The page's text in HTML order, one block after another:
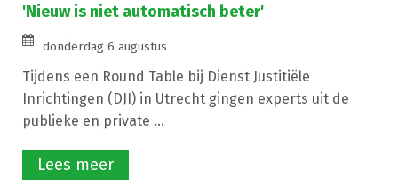
'Nieuw is niet automatisch beter'
donderdag 6 augustus
Tijdens een Round Table bij Dienst Justitiële
Inrichtingen (DJI) in Utrecht gingen experts uit de
publieke en private ...
Lees meer